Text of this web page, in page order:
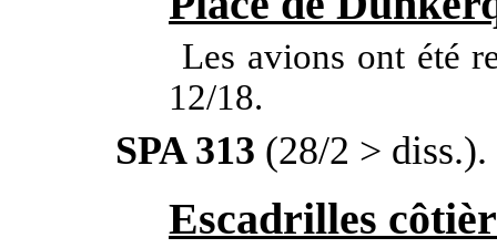
Les avions ont été
12/18.
SPA 313 (28/2 > diss.).
Escadrilles